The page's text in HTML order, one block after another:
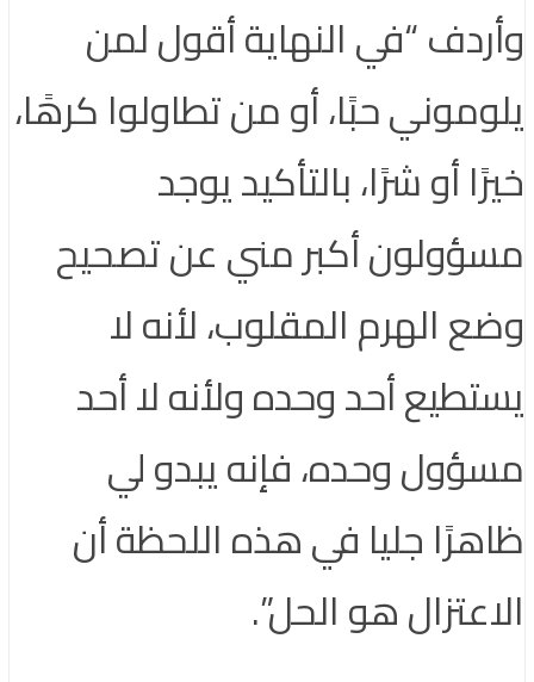
وأردف “في النهاية أقول لمن
يلوموني حبًا، أو من تطاولوا كرهًا،
خيرًا أو شرًا، بالتأكيد يوجد
مسؤولون أكبر مني عن تصحيح
وضع الهرم المقلوب، لأنه لا
يستطيع أحد وحده ولأنه لا أحد
مسؤول وحده، فإنه يبدو لي
ظاهرًا جليا في هذه اللحظة أن
الاعتزال هو الحل”.